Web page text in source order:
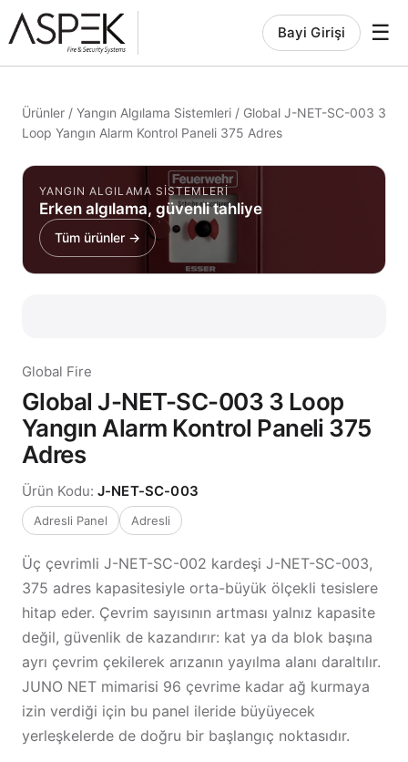
Bayi Girişi ☰
Ürünler / Yangın Algılama Sistemleri / Global J-NET-SC-003 3
Loop Yangın Alarm Kontrol Paneli 375 Adres
YANGIN ALGILAMA SISTEMLERI
Erken algılama, güvenli tahliye
Tüm ürünler →
Global Fire
Global J-NET-SC-003 3 Loop
Yangın Alarm Kontrol Paneli 375
Adres
Ürün Kodu: J-NET-SC-003
Adresli Panel Adresli
Üç çevrimli J-NET-SC-002 kardeşi J-NET-SC-003,
375 adres kapasitesiyle orta-büyük ölçekli tesislere
hitap eder. Çevrim sayısının artması yalnız kapasite
değil, güvenlik de kazandırır: kat ya da blok başına
ayrı çevrim çekilerek arızanın yayılma alanı daraltılır.
JUNO NET mimarisi 96 çevrime kadar ağ kurmaya
izin verdiği için bu panel ileride büyüyecek
yerleşkelerde de doğru bir başlangıç noktasıdır.